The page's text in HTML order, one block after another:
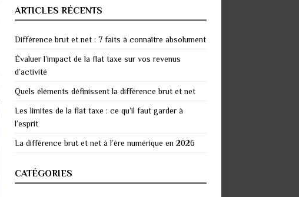
ARTICLES RÉCENTS
Différence brut et net : 7 faits à connaître absolument
Évaluer l’impact de la flat taxe sur vos revenus
d’activité
Quels éléments définissent la différence brut et net
Les limites de la flat taxe : ce qu’il faut garder à
l’esprit
La différence brut et net à l’ère numérique en 2026
CATÉGORIES